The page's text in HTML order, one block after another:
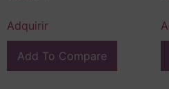
Adquirir
Add To Compare